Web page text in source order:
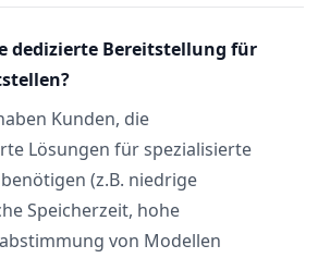
dedizierte Bereitstellung für
Kunden, die
Lösungen für spezialisierte
(z.B. niedrige
Speicherzeit, hohe
von Modellen